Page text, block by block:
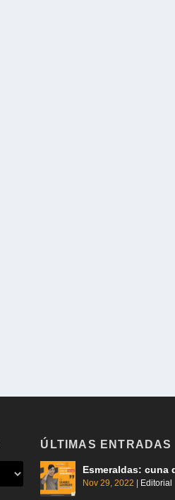
ÚLTIMAS ENTRADAS
Esmeraldas: cuna
Nov 29, 2022 Editorial